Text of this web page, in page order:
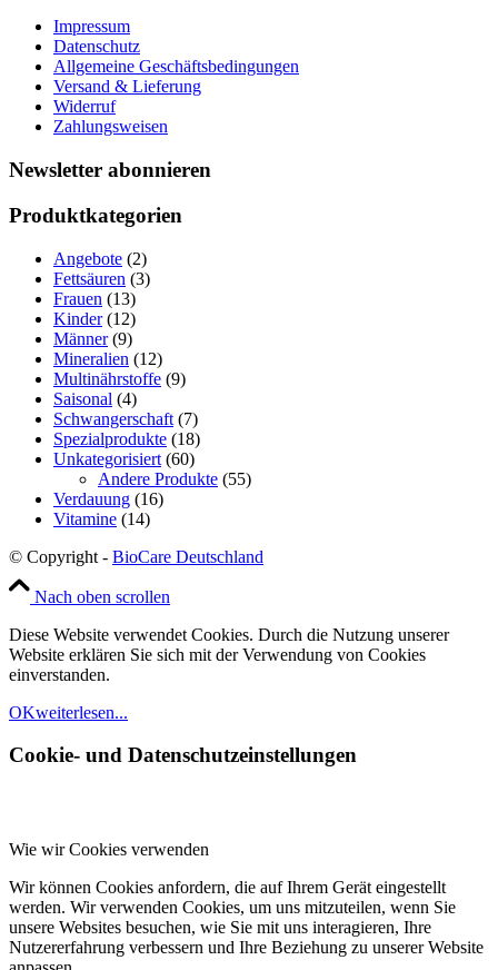
Impressum
Datenschutz
Allgemeine Geschäftsbedingungen
Versand & Lieferung
Widerruf
Zahlungsweisen
Newsletter abonnieren
Produktkategorien
Angebote (2)
Fettsäuren (3)
Frauen (13)
Kinder (12)
Männer (9)
Mineralien (12)
Multinährstoffe (9)
Saisonal (4)
Schwangerschaft (7)
Spezialprodukte (18)
Unkategorisiert (60)
Andere Produkte (55)
Verdauung (16)
Vitamine (14)
© Copyright - BioCare Deutschland
Nach oben scrollen
Diese Website verwendet Cookies. Durch die Nutzung unserer
Website erklären Sie sich mit der Verwendung von Cookies
einverstanden.
OKweiterlesen...
Cookie- und Datenschutzeinstellungen
Wie wir Cookies verwenden
Wir können Cookies anfordern, die auf Ihrem Gerät eingestellt
werden. Wir verwenden Cookies, um uns mitzuteilen, wenn Sie
unsere Websites besuchen, wie Sie mit uns interagieren, Ihre
Nutzererfahrung verbessern und Ihre Beziehung zu unserer Website